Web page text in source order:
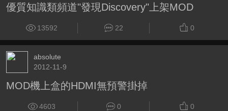
優質知識類頻道"發現Discovery"上架MOD
13592 22 0
absolute
2012-11-9
MOD機上盒的HDMI無預警掛掉
4603 0 0